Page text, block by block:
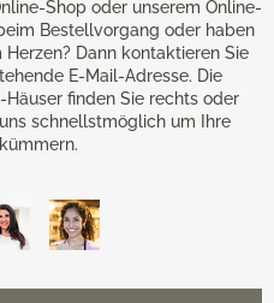
Shop oder unserem Online-
Bestellvorgang oder haben
Dann kontaktieren Sie
E-Mail-Adresse. Die
finden Sie rechts oder
schnellstmöglich um Ihre